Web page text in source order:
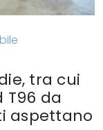
tra cui
da
aspettano